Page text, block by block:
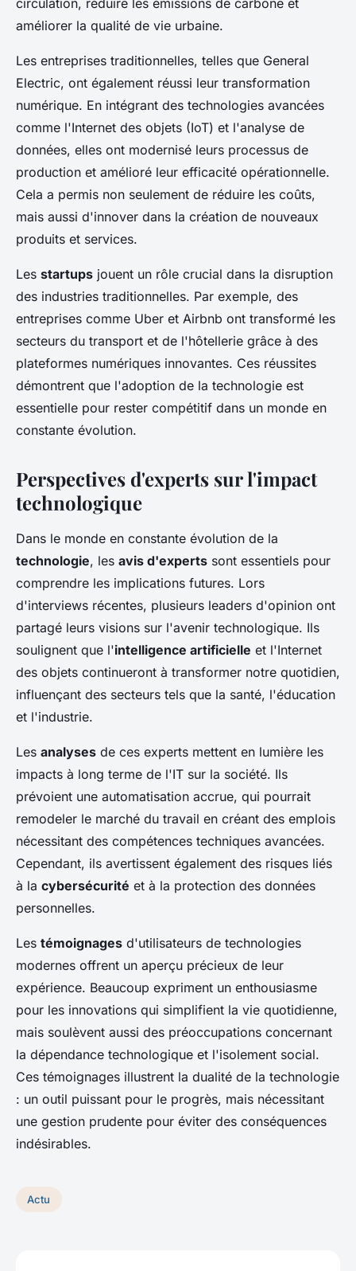
circulation, réduire les émissions de carbone et
améliorer la qualité de vie urbaine.
Les entreprises traditionnelles, telles que General
Electric, ont également réussi leur transformation
numérique. En intégrant des technologies avancées
comme l'Internet des objets (IoT) et l'analyse de
données, elles ont modernisé leurs processus de
production et amélioré leur efficacité opérationnelle.
Cela a permis non seulement de réduire les coûts,
mais aussi d'innover dans la création de nouveaux
produits et services.
Les startups jouent un rôle crucial dans la disruption
des industries traditionnelles. Par exemple, des
entreprises comme Uber et Airbnb ont transformé les
secteurs du transport et de l'hôtellerie grâce à des
plateformes numériques innovantes. Ces réussites
démontrent que l'adoption de la technologie est
essentielle pour rester compétitif dans un monde en
constante évolution.
Perspectives d'experts sur l'impact
technologique
Dans le monde en constante évolution de la
technologie, les avis d'experts sont essentiels pour
comprendre les implications futures. Lors
d'interviews récentes, plusieurs leaders d'opinion ont
partagé leurs visions sur l'avenir technologique. Ils
soulignent que l'intelligence artificielle et l'Internet
des objets continueront à transformer notre quotidien,
influençant des secteurs tels que la santé, l'éducation
et l'industrie.
Les analyses de ces experts mettent en lumière les
impacts à long terme de l'IT sur la société. Ils
prévoient une automatisation accrue, qui pourrait
remodeler le marché du travail en créant des emplois
nécessitant des compétences techniques avancées.
Cependant, ils avertissent également des risques liés
à la cybersécurité et à la protection des données
personnelles.
Les témoignages d'utilisateurs de technologies
modernes offrent un aperçu précieux de leur
expérience. Beaucoup expriment un enthousiasme
pour les innovations qui simplifient la vie quotidienne,
mais soulèvent aussi des préoccupations concernant
la dépendance technologique et l'isolement social.
Ces témoignages illustrent la dualité de la technologie
: un outil puissant pour le progrès, mais nécessitant
une gestion prudente pour éviter des conséquences
indésirables.
Actu